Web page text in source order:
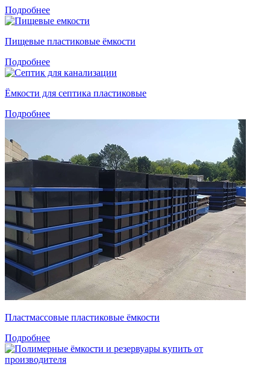
Подробнее
Пищевые пластиковые ёмкости
Подробнее
Ёмкости для септика пластиковые
Подробнее
Пластмассовые пластиковые ёмкости
Подробнее